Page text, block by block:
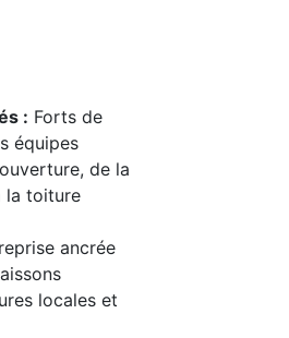
: Forts de
équipes
de la
la toiture
ancrée
locales et